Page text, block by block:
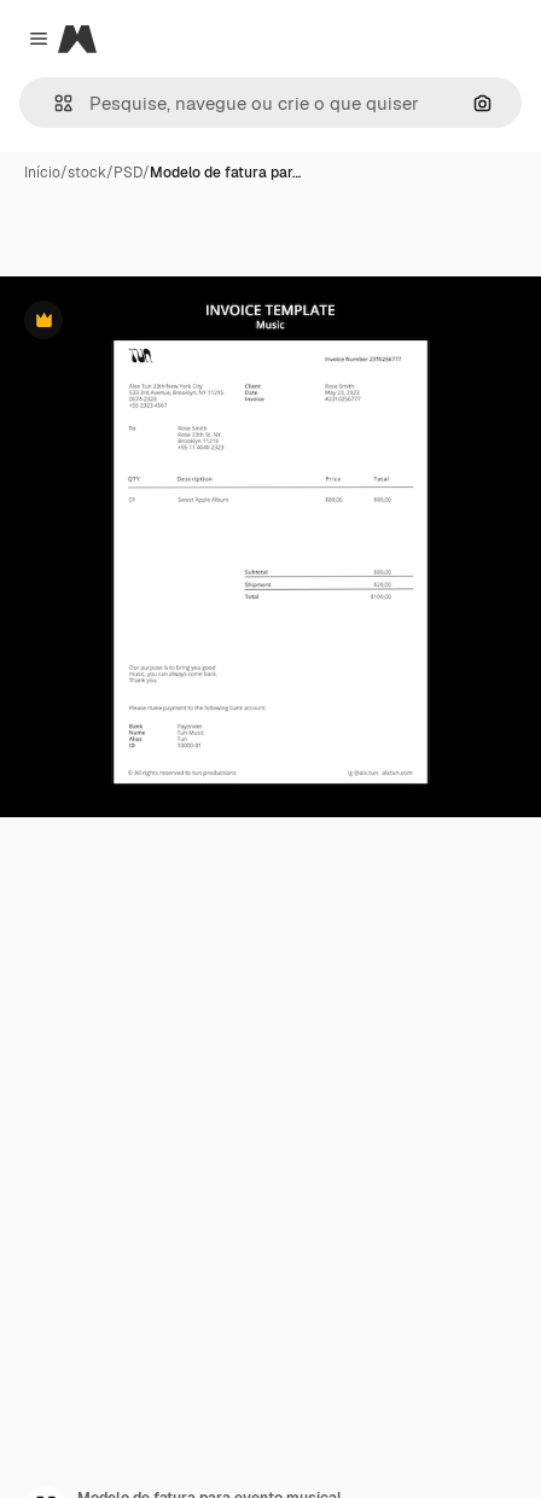
Close menu
Magnific
Início/stock/PSD/Modelo de fatura par…
Premium